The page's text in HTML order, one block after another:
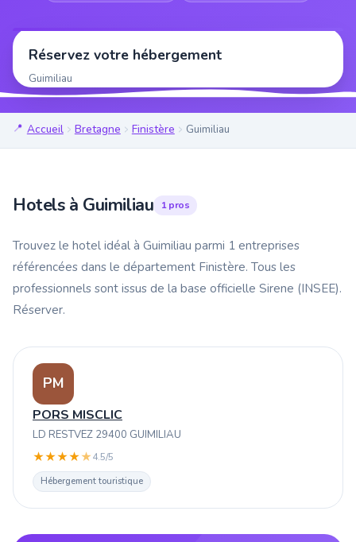
Réservez votre hébergement
Guimiliau
Accueil Bretagne Finistère Guimiliau
Hotels à Guimiliau 1 pros
Trouvez le hotel idéal à Guimiliau parmi 1 entreprises
référencées dans le département Finistère. Tous les
professionnels sont issus de la base officielle Sirene (INSEE).
Réserver.
PM
PORS MISCLIC
LD RESTVEZ 29400 GUIMILIAU
★★★★★4.5/5
Hébergement touristique